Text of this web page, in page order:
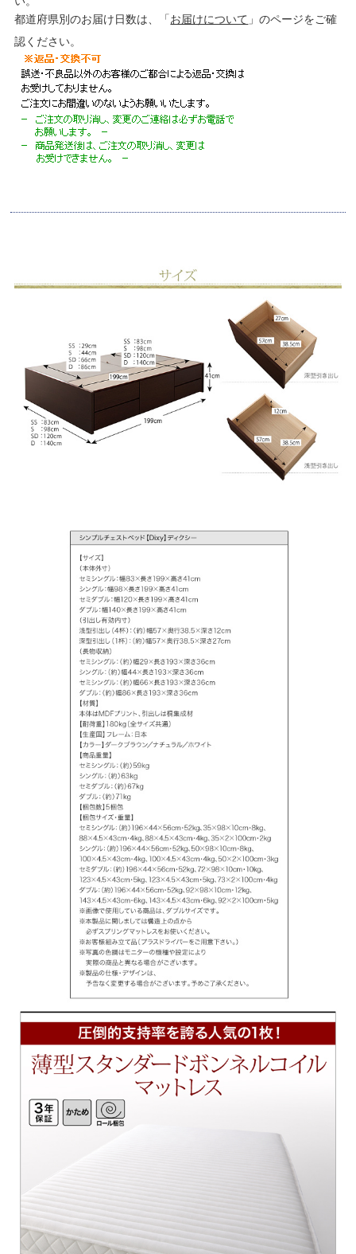
都道府県別のお届け日数は、「お届けについて 」のページをご確
認ください。